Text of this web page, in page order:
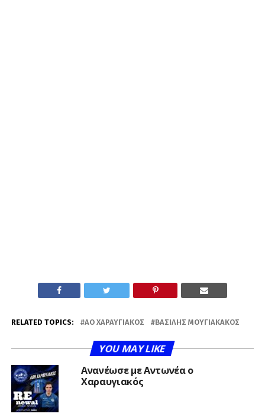
RELATED TOPICS: ΑΟ ΧΑΡΑΥΓΙΑΚΌΣ ΒΑΣΊΛΗΣ ΜΟΥΓΙΑΚΆΚΟΣ
YOU MAY LIKE
Ανανέωσε με Αντωνέα ο
Χαραυγιακός